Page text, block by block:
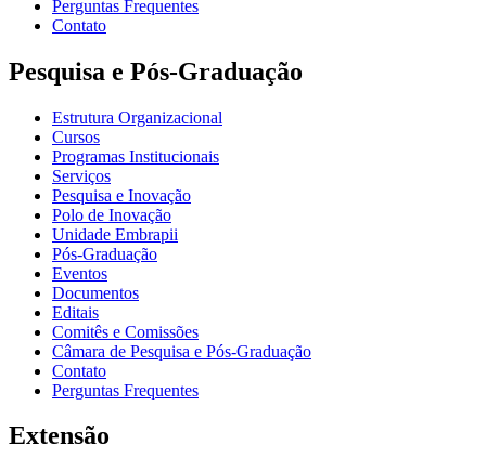
Perguntas Frequentes
Contato
Pesquisa e Pós-Graduação
Estrutura Organizacional
Cursos
Programas Institucionais
Serviços
Pesquisa e Inovação
Polo de Inovação
Unidade Embrapii
Pós-Graduação
Eventos
Documentos
Editais
Comitês e Comissões
Câmara de Pesquisa e Pós-Graduação
Contato
Perguntas Frequentes
Extensão